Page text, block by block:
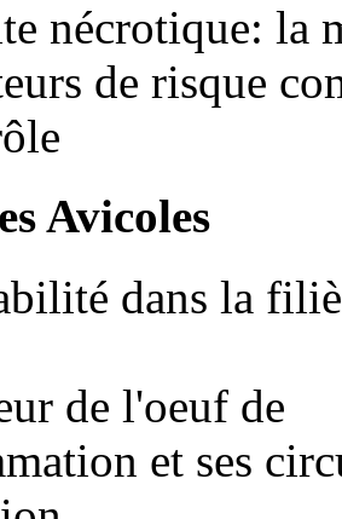
nécrotique: la
de risque
Avicoles
dans la
de l'oeuf de
et ses